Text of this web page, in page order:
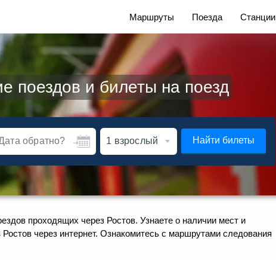
Маршруты Поезда Станции
поездов и билеты на поезд
Найти билеты
проходящих через Ростов. Узнаете о наличии мест и
через интернет. Ознакомитесь с маршрутами следования